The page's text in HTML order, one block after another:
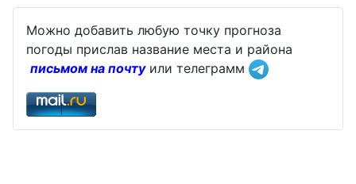
Можно добавить любую точку прогноза
погоды прислав название места и района
письмом на почтуили телеграмм